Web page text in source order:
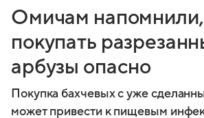
Омичам напомнили,
покупать
арбузы опасно
Покупка бахчевых с уже
может привести к пищевым